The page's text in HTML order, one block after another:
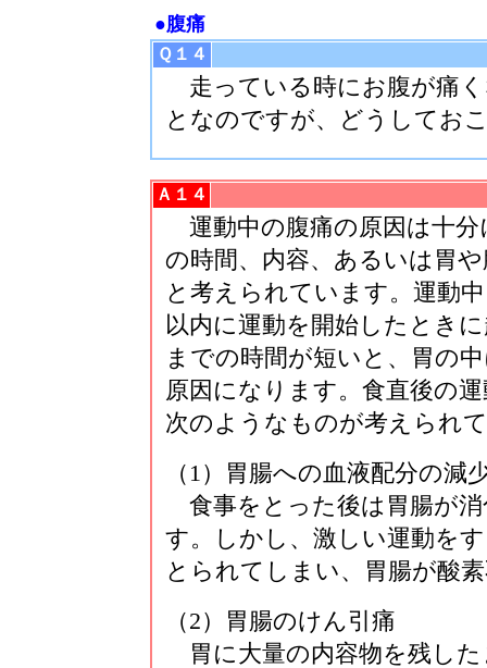
●腹痛
Ｑ１４
走っている時にお腹が痛
となのですが、どうしてお
Ａ１４
運動中の腹痛の原因は十
の時間、内容、あるいは胃
と考えられています。運動
以内に運動を開始したとき
までの時間が短いと、胃の
原因になります。食直後の
次のようなものが考えられ
（1）胃腸への血液配分の減
食事をとった後は胃腸が
す。しかし、激しい運動を
とられてしまい、胃腸が酸
（2）胃腸のけん引痛
胃に大量の内容物を残し